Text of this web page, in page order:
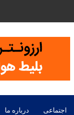
اجتماعی درباره ما